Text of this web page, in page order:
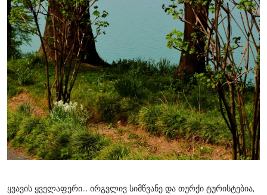
ყვავის ყველაფერი... ირგვლივ სიმწვანე და თურქი ტურისტებია,